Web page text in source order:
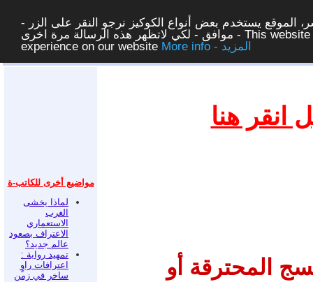
الموقع يستخدم بعض أنواع الكوكيز نرجو النقر على الزر -
موافق - لكي لاتظهر هذه الرسالة مرة اخرى - This website uses cookies to ensure you get the best
experience on our website
More info - المزيد
غلق
مواضيع أخرى للكاتب-ة
لماذا يخشى
الغرب
الاستعماري
الاعتراف بصعود
عالم جديد؟
تمهيد رواية :
اعترافات راوٍ
ساخر في زمن
انقر هنا
المحترقة أو